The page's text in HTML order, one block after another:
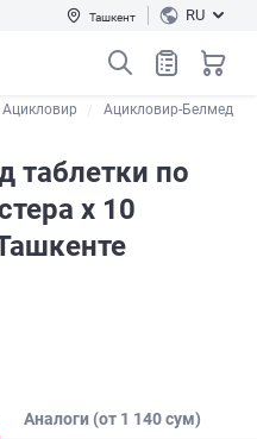
Ташкент RU
Ацикловир Ацикловир-Белмед
таблетки по
х 10
Аналоги (от 1 140 сум)